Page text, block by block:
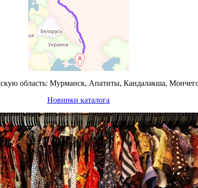
область: Мурманск, Апатиты, Кандалакша,
Новинки каталога